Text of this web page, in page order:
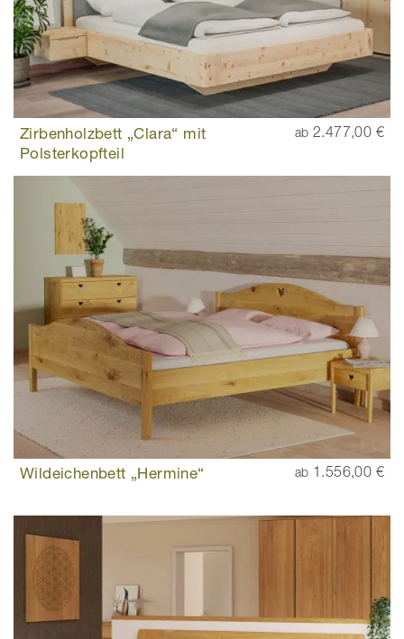
Zirbenholzbett „Clara“ mit
Polsterkopfteil
ab 2.477,00 €
Wildeichenbett „Hermine“ ab 1.556,00 €